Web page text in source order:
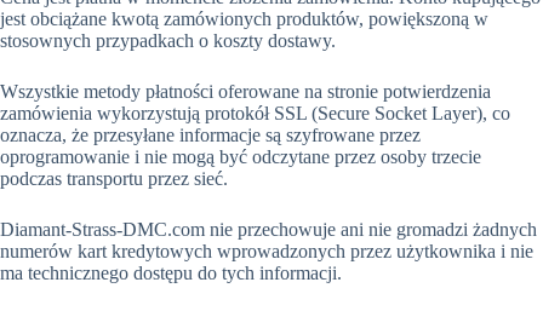
jest obciążane kwotą zamówionych produktów, powiększoną w
stosownych przypadkach o koszty dostawy.
Wszystkie metody płatności oferowane na stronie potwierdzenia
zamówienia wykorzystują protokół SSL (Secure Socket Layer), co
oznacza, że przesyłane informacje są szyfrowane przez
oprogramowanie i nie mogą być odczytane przez osoby trzecie
podczas transportu przez sieć.
Diamant-Strass-DMC.com nie przechowuje ani nie gromadzi żadnych
numerów kart kredytowych wprowadzonych przez użytkownika i nie
ma technicznego dostępu do tych informacji.